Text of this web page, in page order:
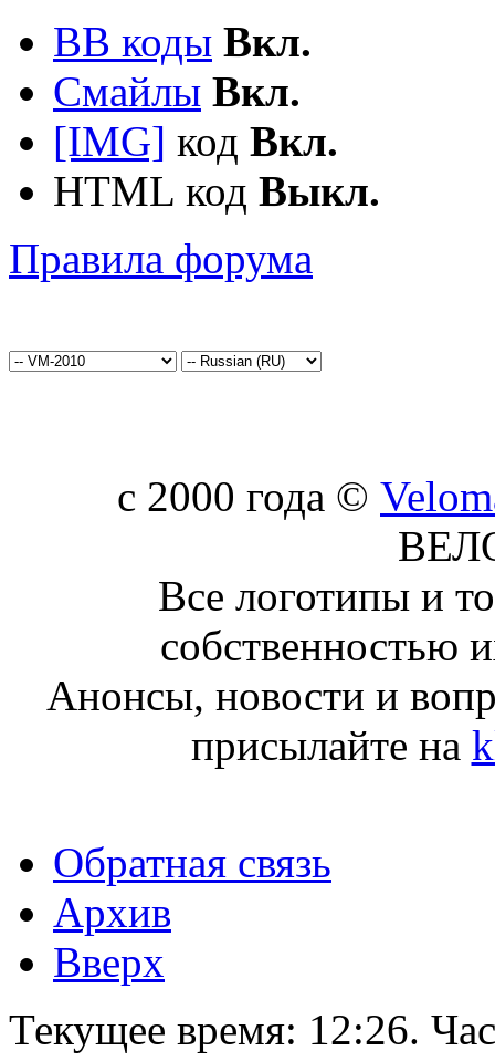
BB коды Вкл.
Смайлы Вкл.
[IMG] код Вкл.
HTML код Выкл.
Правила форума
c 2000 года ©
Все логотипы и
собственностью
Анонсы, новости и
присылайте на
Обратная связь
Архив
Вверх
Текущее время: 12:26.